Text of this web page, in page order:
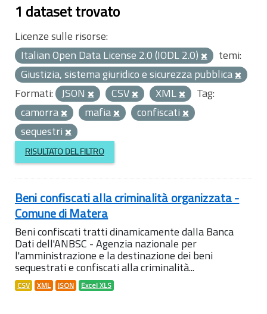
1 dataset trovato
Licenze sulle risorse:
Italian Open Data License 2.0 (IODL 2.0)
temi:
Giustizia, sistema giuridico e sicurezza pubblica
Formati: JSON CSV XML
Tag:
camorra
mafia
confiscati
sequestri
RISULTATO DEL FILTRO
Beni confiscati alla criminalità organizzata -
Comune di Matera
Beni confiscati tratti dinamicamente dalla Banca
Dati dell'ANBSC - Agenzia nazionale per
l'amministrazione e la destinazione dei beni
sequestrati e confiscati alla criminalità...
CSV XML JSON Excel XLS